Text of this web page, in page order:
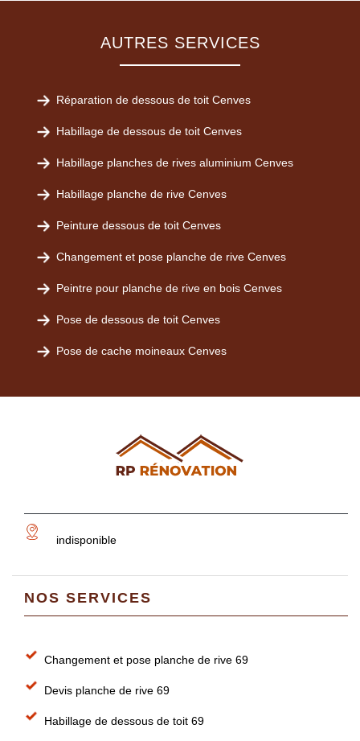
AUTRES SERVICES
Réparation de dessous de toit Cenves
Habillage de dessous de toit Cenves
Habillage planches de rives aluminium Cenves
Habillage planche de rive Cenves
Peinture dessous de toit Cenves
Changement et pose planche de rive Cenves
Peintre pour planche de rive en bois Cenves
Pose de dessous de toit Cenves
Pose de cache moineaux Cenves
indisponible
NOS SERVICES
Changement et pose planche de rive 69
Devis planche de rive 69
Habillage de dessous de toit 69